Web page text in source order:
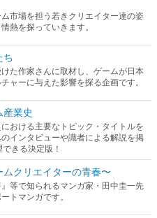
市場を担う若きクリエイター達の姿
熱を探っていきます。
ち
た作家さんに取材し、ゲームが日本
ャーに与えた影響を探る企画です。
業史
おける主要なトピック・タイトルを
インタビューや識者による解説を掲
きる決定版！
クリエイターの青春〜
』等で知られるマンガ家・田中圭一先
トマンガです。